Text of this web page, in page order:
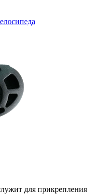
для прикрепления